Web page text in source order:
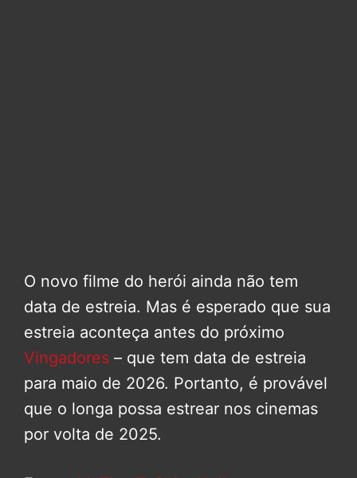
O novo filme do herói ainda não tem
data de estreia. Mas é esperado que sua
estreia aconteça antes do próximo
Vingadores – que tem data de estreia
para maio de 2026. Portanto, é provável
que o longa possa estrear nos cinemas
por volta de 2025.